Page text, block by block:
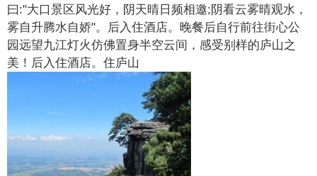
曰:"大口景区风光好，阴天晴日频相邀;阴看云雾晴观水，
雾自升腾水自娇"。后入住酒店。晚餐后自行前往街心公
园远望九江灯火仿佛置身半空云间，感受别样的庐山之
美！后入住酒店。住庐山